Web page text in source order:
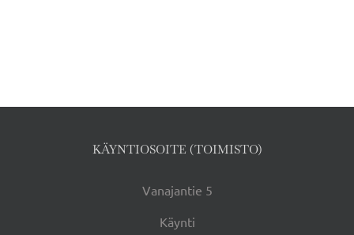
KÄYNTIOSOITE (TOIMISTO)
Vanajantie 5
Käynti